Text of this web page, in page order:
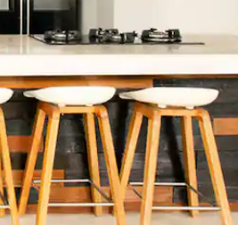
omhoog en omlaag, óf door te